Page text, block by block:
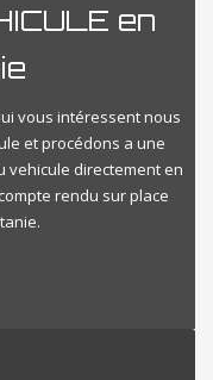
en
vous intéressent nous
et procédons a une
vehicule directement en
rendu sur place